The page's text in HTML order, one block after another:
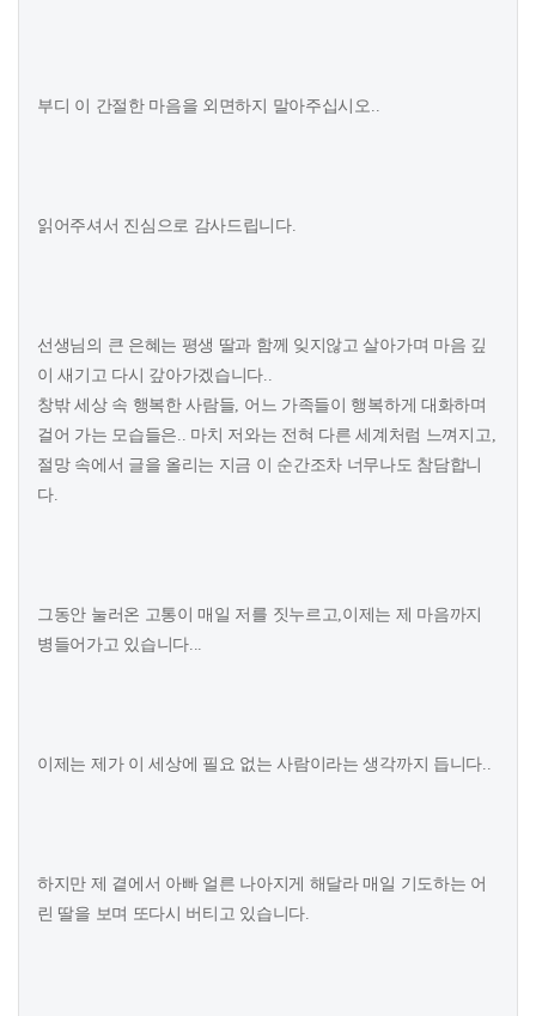
부디 이 간절한 마음을 외면하지 말아주십시오..
읽어주셔서 진심으로 감사드립니다.
선생님의 큰 은혜는 평생 딸과 함께 잊지않고 살아가며 마음 깊
이 새기고 다시 갚아가겠습니다..
창밖 세상 속 행복한 사람들, 어느 가족들이 행복하게 대화하며
걸어 가는 모습들은.. 마치 저와는 전혀 다른 세계처럼 느껴지고,
절망 속에서 글을 올리는 지금 이 순간조차 너무나도 참담합니
다.
그동안 눌러온 고통이 매일 저를 짓누르고,이제는 제 마음까지
병들어가고 있습니다...
이제는 제가 이 세상에 필요 없는 사람이라는 생각까지 듭니다..
하지만 제 곁에서 아빠 얼른 나아지게 해달라 매일 기도하는 어
린 딸을 보며 또다시 버티고 있습니다.